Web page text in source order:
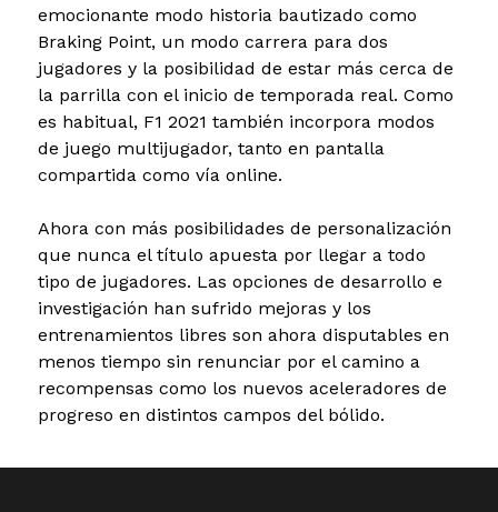
emocionante modo historia bautizado como
Braking Point, un modo carrera para dos
jugadores y la posibilidad de estar más cerca de
la parrilla con el inicio de temporada real. Como
es habitual, F1 2021 también incorpora modos
de juego multijugador, tanto en pantalla
compartida como vía online.
Ahora con más posibilidades de personalización
que nunca el título apuesta por llegar a todo
tipo de jugadores. Las opciones de desarrollo e
investigación han sufrido mejoras y los
entrenamientos libres son ahora disputables en
menos tiempo sin renunciar por el camino a
recompensas como los nuevos aceleradores de
progreso en distintos campos del bólido.